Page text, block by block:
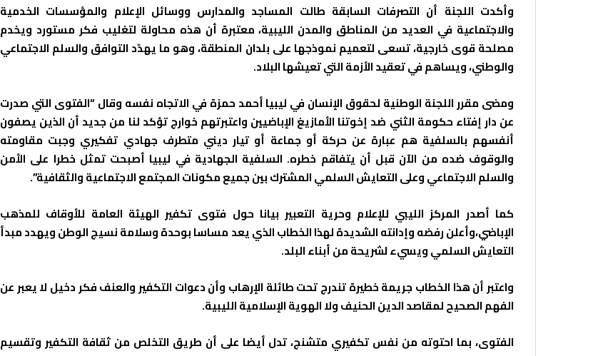
وأكدت اللجنة أن التصرفات السابقة طالت المساجد والمدارس ووسائل الإعلام والمؤسسات الخدمية
والاجتماعية في العديد من المناطق والمدن الليبية، معتبرة أن هذه محاولة لتغليب فكر مستورد ويخدم
مصلحة قوى خارجية، تسعى لتعميم نموذجها على بلدان المنطقة، وهو ما يهدّد التوافق والسلم الاجتماعي
والوطني، ويساهم في تعقيد الأزمة التي تعيشها البلاد.
ومضى مقرر اللجنة الوطنية لحقوق الإنسان في ليبيا أحمد حمزة في الاتجاه نفسه وقال “الفتوى التي صدرت
عن دار إفتاء حكومة الثني ضد إخوتنا الأمازيغ الإباضيين واعتبرتهم خوارج تؤكد لنا من جديد أن الذين يصفون
أنفسهم بالسلفية هم عبارة عن حركة أو جماعة أو تيار ديني متطرف جهادي تفكيري وجبت مقاومته
والوقوف ضده من الآن قبل أن يتفاقم خطره. السلفية الجهادية في ليبيا أصبحت تمثل خطرا على الأمن
والسلم الاجتماعي وعلى التعايش السلمي المشترك بين جميع مكونات المجتمع الاجتماعية والثقافية”.
كما أصدر المركز الليبي للإعلام وحرية التعبير بيانا حول فتوى تكفير الهيئة العامة للأوقاف للمذهب
الإباضي،وأعلن رفضه وإدانته الشديدة لهذا الخطاب الذي يعد مساسا بوحدة وسلامة نسيج الوطن ويهدد مبدأ
التعايش السلمي ويسيء لشريحة من أبناء البلد.
واعتبر أن هذا الخطاب جريمة خطيرة تندرج تحت طائلة الإرهاب وأن دعوات التكفير والعنف فكر دخيل لا يعبر عن
الفهم الصحيح لمقاصد الدين الحنيف ولا الهوية الإسلامية الليبية.
الفتوى، بما احتوته من نفس تكفيري متشنج، تدل أيضا على أن طريق التخلص من ثقافة التكفير وتقسيم